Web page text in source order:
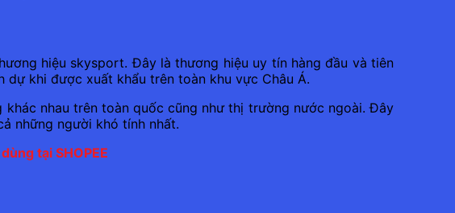
hiệu skysport. Đây là thương hiệu uy tín hàng đầu và tiên
khi được xuất khẩu trên toàn khu vực Châu Á.
nhau trên toàn quốc cũng như thị trường nước ngoài. Đây
những người khó tính nhất.
tại SHOPEE